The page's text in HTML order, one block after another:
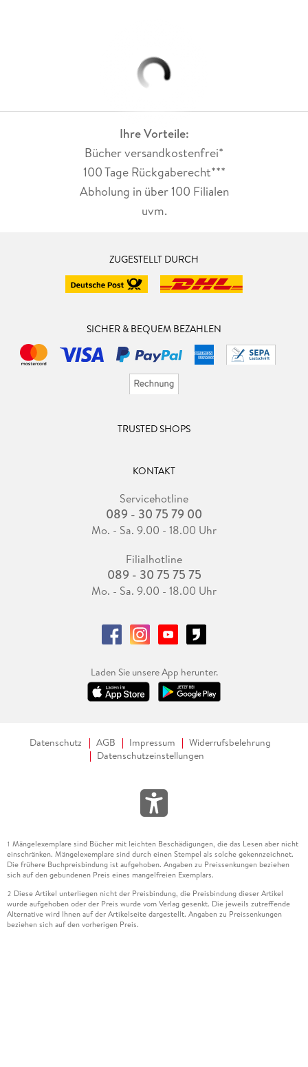
Ihre Vorteile:
Bücher versandkostenfrei*
100 Tage Rückgaberecht***
Abholung in über 100 Filialen
uvm.
ZUGESTELLT DURCH
SICHER & BEQUEM BEZAHLEN
TRUSTED SHOPS
KONTAKT
Servicehotline
089 - 30 75 79 00
Mo. - Sa. 9.00 - 18.00 Uhr
Filialhotline
089 - 30 75 75 75
Mo. - Sa. 9.00 - 18.00 Uhr
Laden Sie unsere App herunter.
Datenschutz AGB Impressum
Widerrufsbelehrung
Datenschutzeinstellungen
1 Mängelexemplare sind Bücher mit leichten Beschädigungen, die das Lesen aber nicht
einschränken. Mängelexemplare sind durch einen Stempel als solche gekennzeichnet.
Die frühere Buchpreisbindung ist aufgehoben. Angaben zu Preissenkungen beziehen
sich auf den gebundenen Preis eines mangelfreien Exemplars.
2 Diese Artikel unterliegen nicht der Preisbindung, die Preisbindung dieser Artikel
wurde aufgehoben oder der Preis wurde vom Verlag gesenkt. Die jeweils zutreffende
Alternative wird Ihnen auf der Artikelseite dargestellt. Angaben zu Preissenkungen
beziehen sich auf den vorherigen Preis.